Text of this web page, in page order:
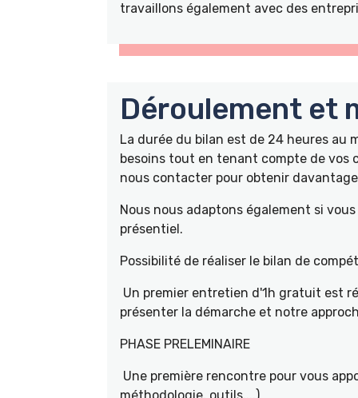
travaillons également avec des
Déroulement et
La durée du bilan est de 24 heures au
besoins tout en tenant compte de vos
nous contacter pour obtenir
Nous nous adaptons également si
présentiel.
Possibilité de réaliser le bilan de
Un premier entretien d'1h gratuit est
présenter la démarche et notre
PHASE PRELEMINAIRE
Une première rencontre pour vous